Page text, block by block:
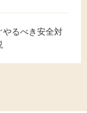
やるべき安全対